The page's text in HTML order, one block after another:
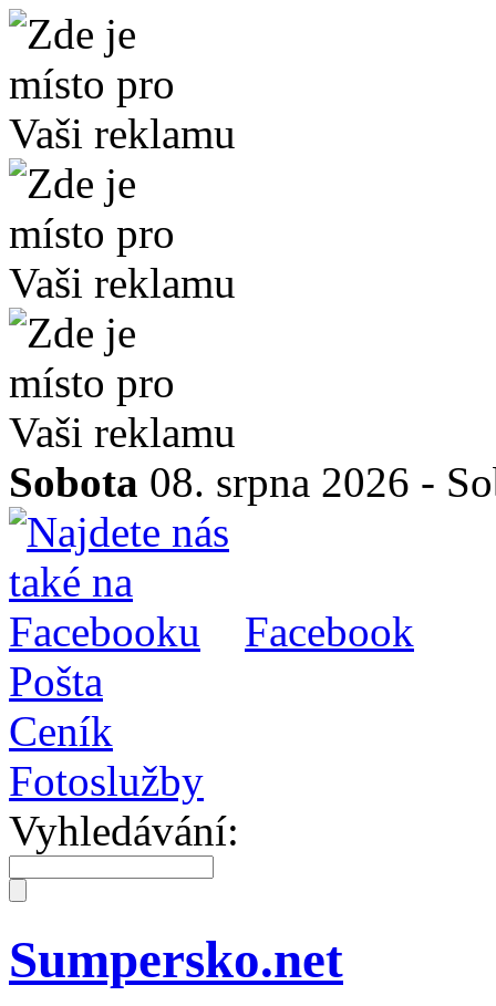
Sobota 08. srpna 2026 -
Facebook
Pošta
Ceník
Fotoslužby
Vyhledávání:
Sumpersko.net